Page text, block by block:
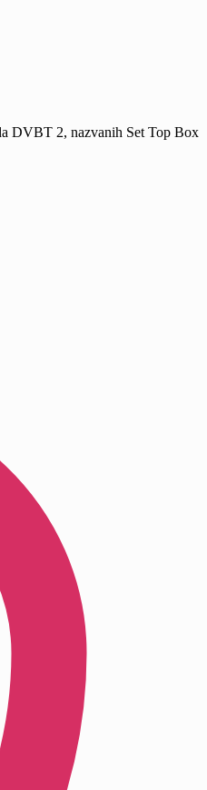
DVBT 2, nazvanih Set Top Box